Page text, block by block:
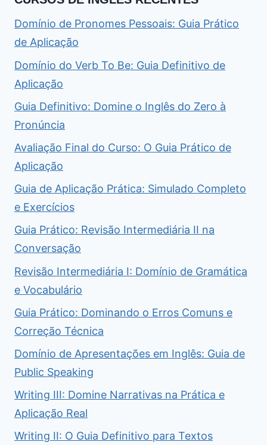
Domínio de Pronomes Pessoais: Guia Prático
de Aplicação
Domínio do Verb To Be: Guia Definitivo de
Aplicação
Guia Definitivo: Domine o Inglês do Zero à
Pronúncia
Avaliação Final do Curso: O Guia Prático de
Aplicação
Guia de Aplicação Prática: Simulado Completo
e Exercícios
Guia Prático: Revisão Intermediária II na
Conversação
Revisão Intermediária I: Domínio de Gramática
e Vocabulário
Guia Prático: Dominando o Erros Comuns e
Correção Técnica
Domínio de Apresentações em Inglês: Guia de
Public Speaking
Writing III: Domine Narrativas na Prática e
Aplicação Real
Writing II: O Guia Definitivo para Textos